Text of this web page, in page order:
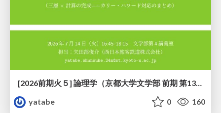
yatabe
0 160